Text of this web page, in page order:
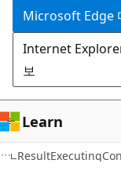
건
너
뛰
기
으
로
건
너
뛰
기
Microsoft Edge
Internet
보
Learn